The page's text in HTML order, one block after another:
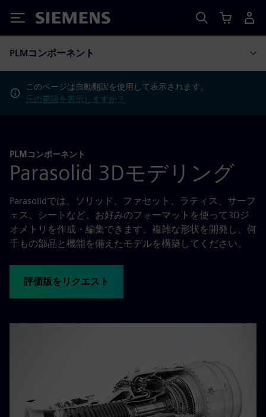
Siemens
PLMコンポーネント
このページは自動翻訳を使用して表示されます。
元の英語を表示しますか？
PLMコンポーネント
Parasolid 3Dモデリング
Parasolidでは、ソリッド、ファセット、ラティス、サーフ
ェス、シートなど、お好みのフォーマットを使って3Dジ
オメトリを作成・編集できます。複雑な形状を開発し、何
千もの部品と機能を備えたモデルを構築してください。
評価版をリクエスト